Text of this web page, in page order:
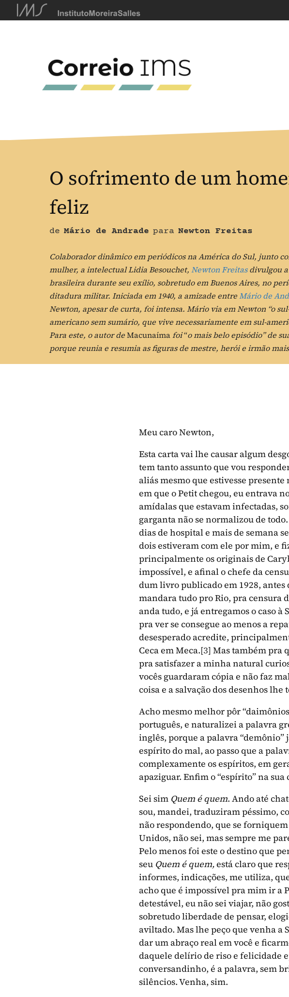
O sofrimento de um
feliz
de Mário de Andrade para Newton Freitas
Colaborador dinâmico em periódicos na América do Sul, junto
mulher, a intelectual Lidia Besouchet, Newton Freitasdivulgou
brasileira durante seu exílio, sobretudo em Buenos Aires, no
ditadura militar. Iniciada em 1940, a amizade entreMário de
Newton, apesar de curta, foi intensa. Mário via em Newton “o
americano sem sumário, que vive necessariamente em sul-
Para este, o autor deMacunaímafoi“o mais belo episódio” de
porque reunia e resumia as figuras de mestre, herói e irmão
Meu caro Newton,
Esta carta vai lhe causar algum
tem tanto assunto que vou
aliás mesmo que estivesse
em que o Petit chegou, eu entrava
amídalas que estavam infectadas,
garganta não se normalizou de
dias de hospital e mais de semana
dois estiveram com ele por mim, e
principalmente os originais de
impossível, e afinal o chefe da
dum livro publicado em 1928, antes
mandara tudo pro Rio, pra censura
anda tudo, e já entregamos o caso à
pra ver se consegue ao menos a
desesperado acredite,
Ceca em Meca.[3] Mas também pra
pra satisfazer a minha natural
vocês guardaram cópia e não faz
coisa e a salvação dos desenhos
Acho mesmo melhor pôr
português, e naturalizei a palavra
inglês, porque a palavra
espírito do mal, ao passo que a
complexamente os espíritos, em
apaziguar. Enfim o “espírito” na
Sei sim Quem é quem. Ando até
sou, mandei, traduziram péssimo,
não respondendo, que se
Unidos, não sei, mas sempre me
Pelo menos foi este o destino que
seu Quem é quem,está claro que
informes, indicações, me utiliza,
acho que é impossível pra mim ir a
detestável, eu não sei viajar, não
sobretudo liberdade de pensar,
aviltado. Mas lhe peço que venha a
dar um abraço real em você e
daquele delírio de riso e felicidade
conversandinho, é a palavra, sem
silêncios. Venha, sim.